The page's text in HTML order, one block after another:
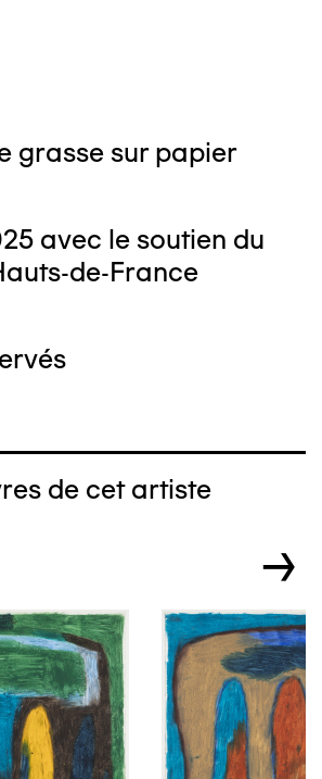
grasse sur papier
avec le soutien du
de-France
de cet artiste
→